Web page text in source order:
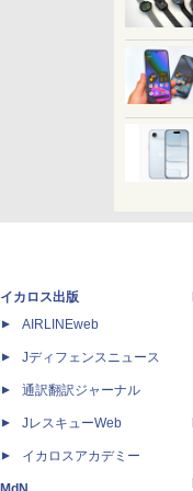
イカロス出版
AIRLINEweb
Jディフェンスニュース
通訳翻訳ジャーナル
JレスキューWeb
イカロスアカデミー